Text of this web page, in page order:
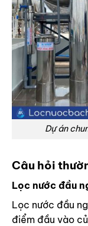
Dự án
Câu hỏi
Lọc nước đầu
Lọc nước đầu
điểm đầu vào